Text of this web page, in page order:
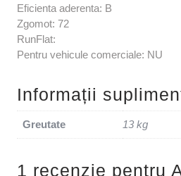
Eficienta aderenta: B
Zgomot: 72
RunFlat:
Pentru vehicule comerciale: NU
Informații
Greutate 13 kg
1 recenzie pentru